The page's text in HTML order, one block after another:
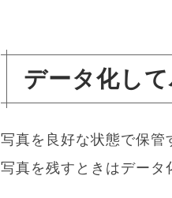
データ化し
写真を良好な状態で保管
写真を残すときはデータ